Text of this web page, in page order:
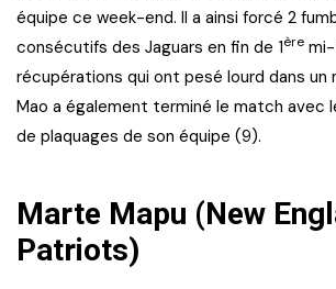
équipe ce week-end. Il a ainsi forcé 2
consécutifs des Jaguars en fin de 1ère
récupérations qui ont pesé lourd dans un
Mao a également terminé le match avec
de plaquages de son équipe (9).
Marte Mapu (New
Patriots)